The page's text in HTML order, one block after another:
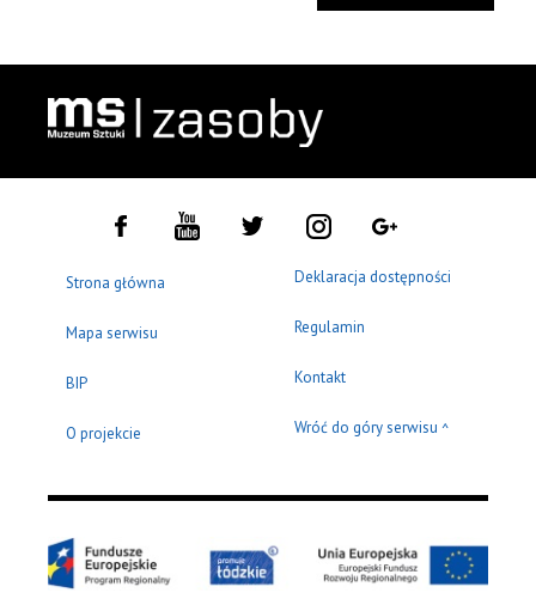
Strona główna
Mapa serwisu
BIP
O projekcie
Deklaracja dostępności
Regulamin
Kontakt
Wróć do góry serwisu ^